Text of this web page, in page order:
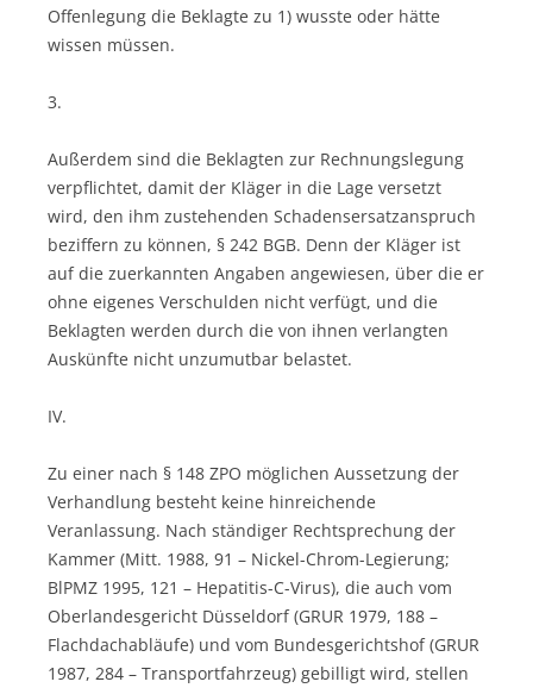
Offenlegung die Beklagte zu 1) wusste oder hätte
wissen müssen.
3.
Außerdem sind die Beklagten zur Rechnungslegung
verpflichtet, damit der Kläger in die Lage versetzt
wird, den ihm zustehenden Schadensersatzanspruch
beziffern zu können, § 242 BGB. Denn der Kläger ist
auf die zuerkannten Angaben angewiesen, über die er
ohne eigenes Verschulden nicht verfügt, und die
Beklagten werden durch die von ihnen verlangten
Auskünfte nicht unzumutbar belastet.
IV.
Zu einer nach § 148 ZPO möglichen Aussetzung der
Verhandlung besteht keine hinreichende
Veranlassung. Nach ständiger Rechtsprechung der
Kammer (Mitt. 1988, 91 – Nickel-Chrom-Legierung;
BlPMZ 1995, 121 – Hepatitis-C-Virus), die auch vom
Oberlandesgericht Düsseldorf (GRUR 1979, 188 –
Flachdachabläufe) und vom Bundesgerichtshof (GRUR
1987, 284 – Transportfahrzeug) gebilligt wird, stellen